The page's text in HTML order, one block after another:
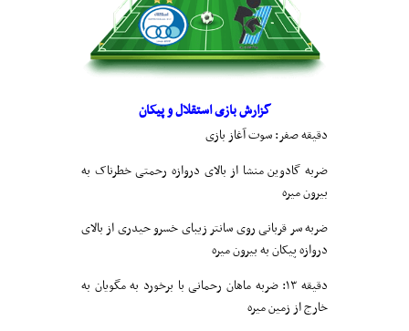
گزارش بازی استقلال و پیکان
دقیقه صفر: سوت آغاز بازی
ضربه گادوین منشا از بالای دروازه رحمتی خطرناک به
بیرون میره
ضربه سر قربانی روی سانتر زیبای خسرو حیدری از بالای
دروازه پیکان به بیرون میره
دقیقه ۱۳: ضربه ماهان رحمانی با برخورد به مگویان به
خارج از زمین میره